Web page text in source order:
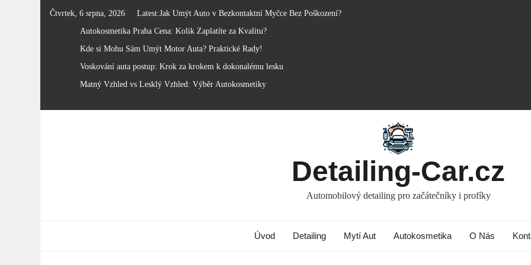
Skip
Čtvrtek, 6 srpna, 2026 Latest:Jak Umýt Auto v Bezkontaktní Myčce Bez Poškození?
Autokosmetika Praha Cena: Kolik Zaplatíte za Kvalitu?
Kde si Mohu Sám Umýt Motor Auta? Praktické Rady!
Voskování auta postup: Krok za krokem k dokonalému lesku
Matný Vzhled vs Lesklý Vzhled: Výběr Autokosmetiky
Detailing-Car.cz
Automobilový detailing pro začátečníky i profíky
Úvod Detailing Mytí Aut Autokosmetika O Nás